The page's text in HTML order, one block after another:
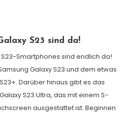
S23 sind da!
Smartphones sind endlich da!
Galaxy S23 und dem etwas
Darüber hinaus gibt es das
S23 Ultra, das mit einem S-
ausgestattet ist. Beginnen